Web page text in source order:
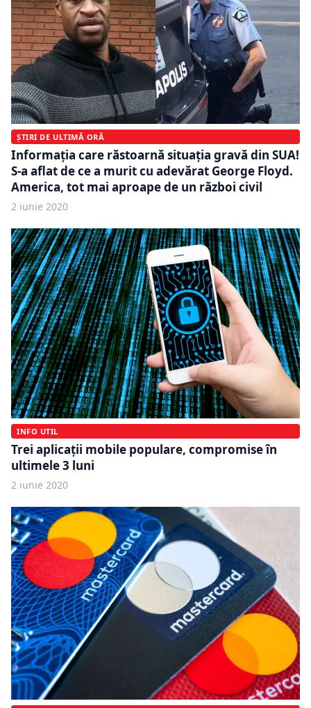
ȘTIRI DE ULTIMĂ ORĂ
Informaţia care răstoarnă situaţia gravă din SUA!
S-a aflat de ce a murit cu adevărat George Floyd.
America, tot mai aproape de un război civil
2 iunie 2020
INFO UTIL
Trei aplicații mobile populare, compromise în
ultimele 3 luni
2 iunie 2020